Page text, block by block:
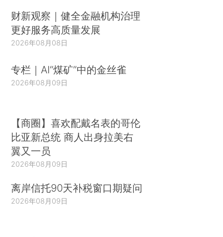
财新观察｜健全金融机构治理
更好服务高质量发展
2026年08月08日
专栏｜AI“煤矿”中的金丝雀
2026年08月09日
【商圈】喜欢配戴名表的哥伦
比亚新总统 商人出身拉美右
翼又一员
2026年08月09日
离岸信托90天补税窗口期疑问
2026年08月09日